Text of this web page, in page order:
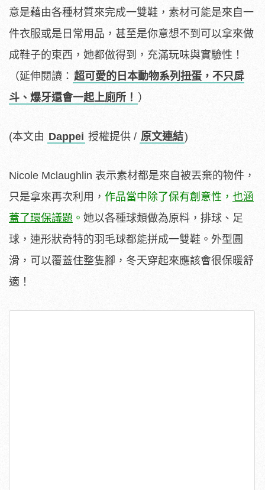
意是藉由各種材質來完成一雙鞋，素材可能是來自一
件衣服或是日常用品，甚至是你意想不到可以拿來做
成鞋子的東西，她都做得到，充滿玩味與實驗性！
（延伸閱讀： 超可愛的日本動物系列扭蛋，不只戽
斗、爆牙還會一起上廁所！ ）
(本文由 Dappei 授權提供 / 原文連結)
Nicole Mclaughlin 表示素材都是來自被丟棄的物件，
只是拿來再次利用， 作品當中除了保有創意性， 也涵
蓋了環保議題 。 她以各種球類做為原料，排球、足
球，連形狀奇特的羽毛球都能拼成一雙鞋。外型圓
滑，可以覆蓋住整隻腳，冬天穿起來應該會很保暖舒
適！